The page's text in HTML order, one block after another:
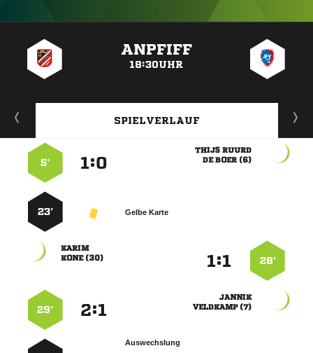
ANPFIFF
18:30UHR
SPIELVERLAUF
 
  
:
5’
Gelbe Karte
23’
28’
:

 

 
:
29’
Auswechslung